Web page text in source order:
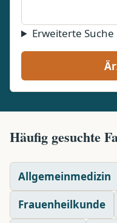
Erweiterte Suche
Häufig gesuchte
Allgemeinmedizin
Frauenheilkunde